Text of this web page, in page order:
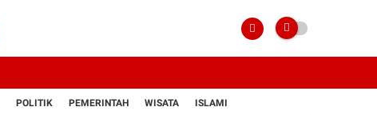
POLITIK PEMERINTAH WISATA ISLAMI